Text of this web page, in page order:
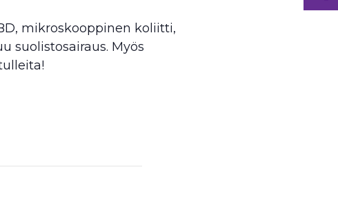
mikroskooppinen koliitti,
suolistosairaus. Myös